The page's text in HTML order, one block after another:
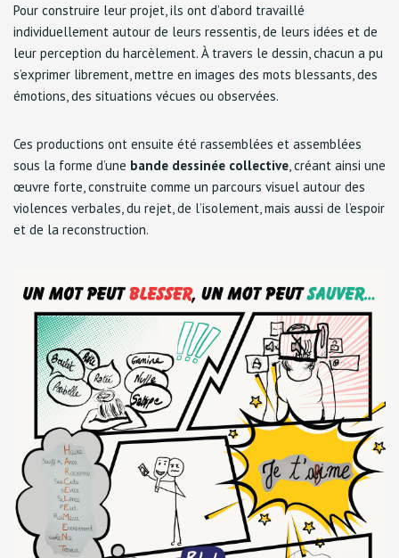
Pour construire leur projet, ils ont d’abord travaillé
individuellement autour de leurs ressentis, de leurs idées et de
leur perception du harcèlement. À travers le dessin, chacun a pu
s’exprimer librement, mettre en images des mots blessants, des
émotions, des situations vécues ou observées.
Ces productions ont ensuite été rassemblées et assemblées
sous la forme d’une bande dessinée collective, créant ainsi une
œuvre forte, construite comme un parcours visuel autour des
violences verbales, du rejet, de l’isolement, mais aussi de l’espoir
et de la reconstruction.